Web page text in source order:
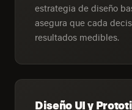
estrategia de diseño
asegura que cada
resultados medibles.
Diseño UI y